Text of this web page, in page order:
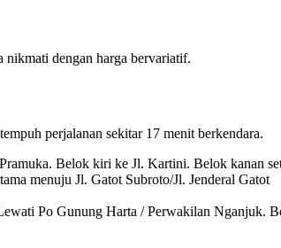
nikmati dengan harga bervariatif.
perjalanan sekitar 17 menit berkendara.
Belok kiri ke Jl. Kartini. Belok kanan
menuju Jl. Gatot Subroto/Jl. Jenderal Gatot
Po Gunung Harta / Perwakilan Nganjuk.